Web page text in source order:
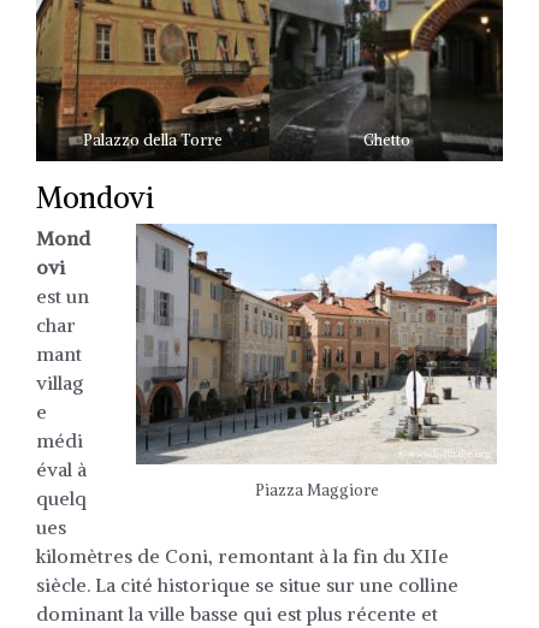
Palazzo della Torre Ghetto
Mondovi
Piazza Maggiore
Mond
ovi
est un
char
mant
villag
e
médi
éval à
quelq
ues
kilomètres de Coni, remontant à la fin du XIIe
siècle. La cité historique se situe sur une colline
dominant la ville basse qui est plus récente et